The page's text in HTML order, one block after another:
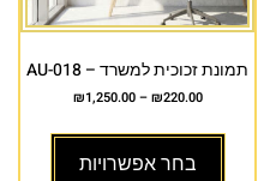
תמונת זכוכית למשרד – AU-018
₪220.00
–
₪1,250.00
בחר אפשרויות